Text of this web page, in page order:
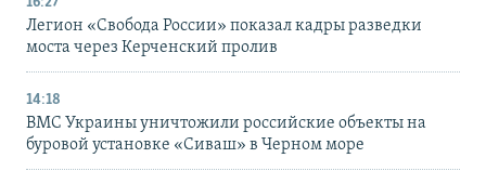
Легион «Свобода России» показал кадры разведки
моста через Керченский пролив
14:18
ВМС Украины уничтожили российские объекты на
буровой установке «Сиваш» в Черном море